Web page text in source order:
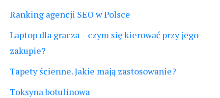
Ranking agencji SEO w Polsce
Laptop dla gracza – czym się kierować przy jego
zakupie?
Tapety ścienne. Jakie mają zastosowanie?
Toksyna botulinowa